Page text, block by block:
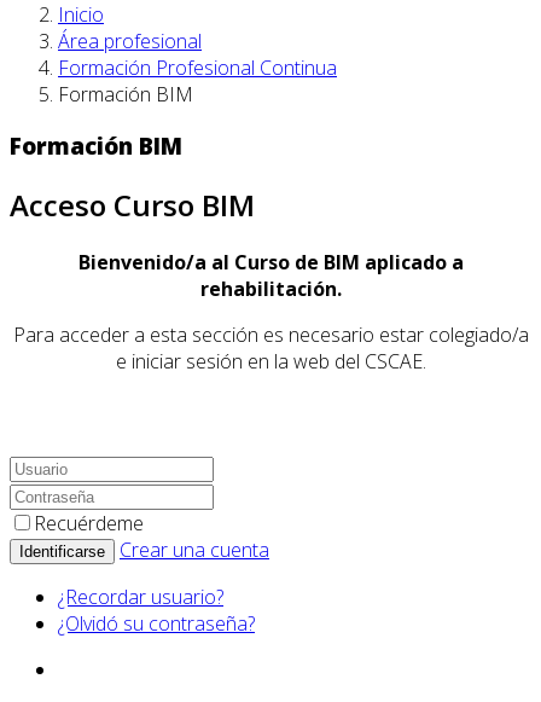
Inicio
Área profesional
Formación Profesional Continua
Formación BIM
Formación BIM
Acceso Curso BIM
Bienvenido/a al Curso de BIM aplicado a
rehabilitación.
Para acceder a esta sección es necesario estar colegiado/a
e iniciar sesión en la web del CSCAE.
Recuérdeme
Identificarse
Crear una cuenta
¿Recordar usuario?
¿Olvidó su contraseña?